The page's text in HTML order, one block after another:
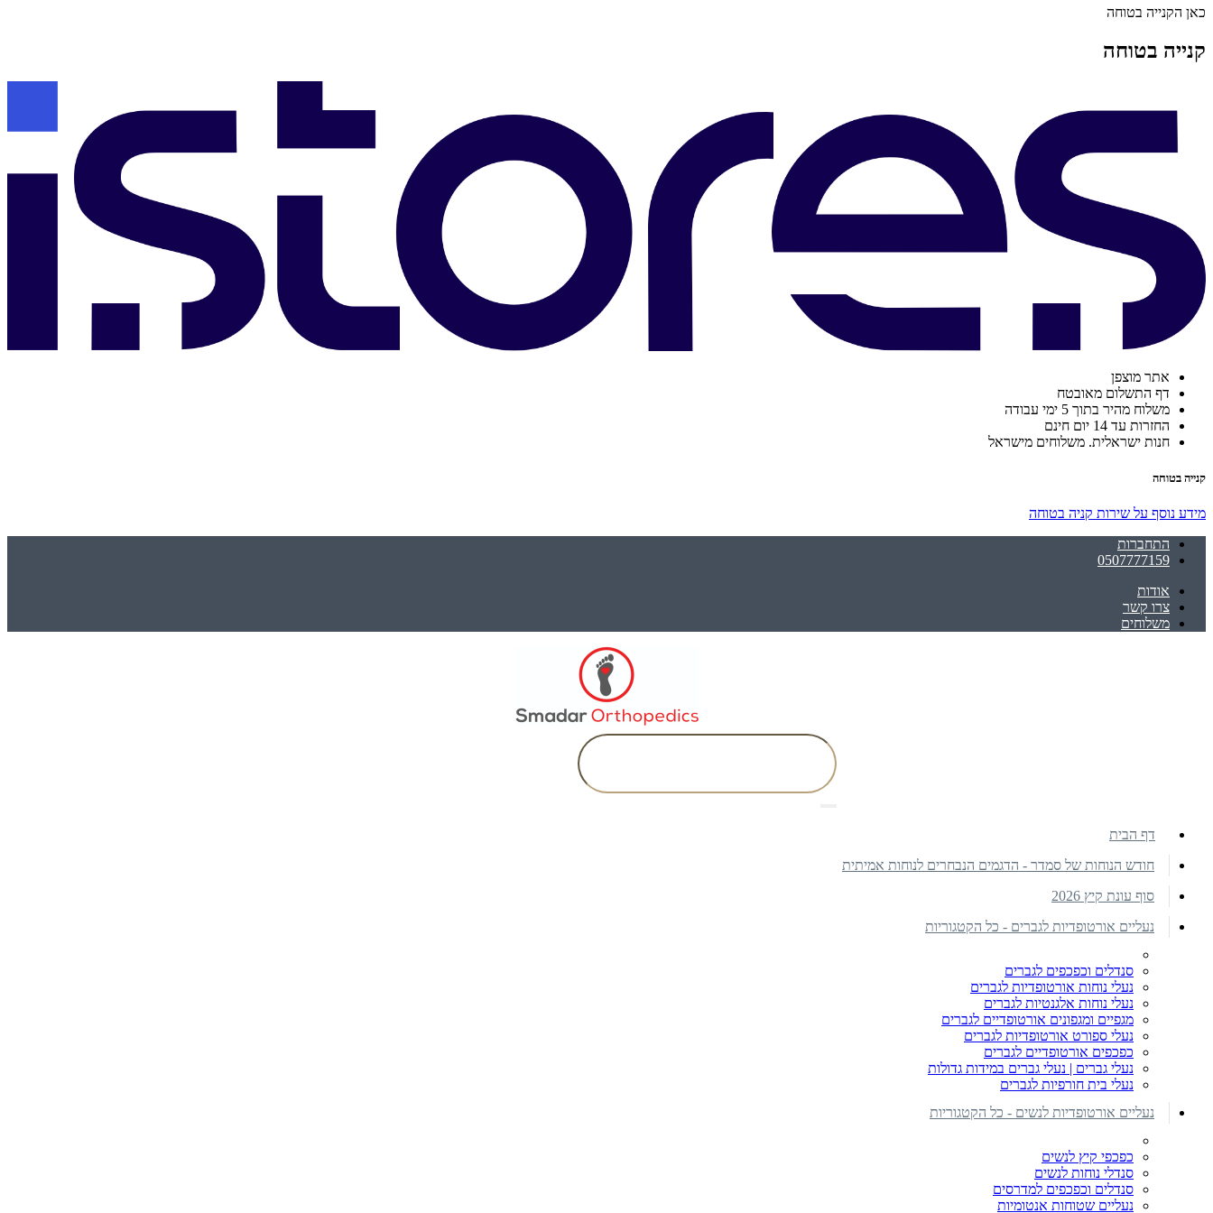
כאן הקנייה בטוחה
קנייה בטוחה
אתר מוצפן
דף התשלום מאובטח
משלוח מהיר בתוך 5 ימי עבודה
החזרות עד 14 יום חינם
חנות ישראלית. משלוחים מישראל
קנייה בטוחה
מידע נוסף על שירות קניה בטוחה
התחברות
0507777159
אודות
צרו קשר
משלוחים
דף הבית
חודש הנוחות של סמדר - הדגמים הנבחרים לנוחות אמיתית
סוף עונת קיץ 2026
נעליים אורטופדיות לגברים - כל הקטגוריות
סנדלים וכפכפים לגברים
נעלי נוחות אורטופדיות לגברים
נעלי נוחות אלגנטיות לגברים
מגפיים ומגפונים אורטופדיים לגברים
נעלי ספורט אורטופדיות לגברים
כפכפים אורטופדיים לגברים
נעלי גברים | נעלי גברים במידות גדולות
נעלי בית חורפיות לגברים
נעליים אורטופדיות לנשים - כל הקטגוריות
כפכפי קיץ לנשים
סנדלי נוחות לנשים
סנדלים וכפכפים למדרסים
נעליים שטוחות אנטומיות